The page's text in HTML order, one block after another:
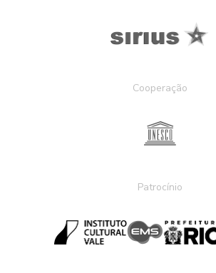
Cooperação
Patrocínio